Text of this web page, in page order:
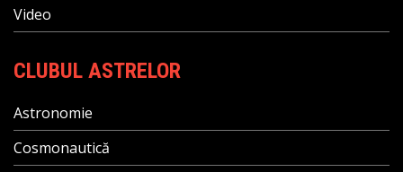
Video
CLUBUL ASTRELOR
Astronomie
Cosmonautică